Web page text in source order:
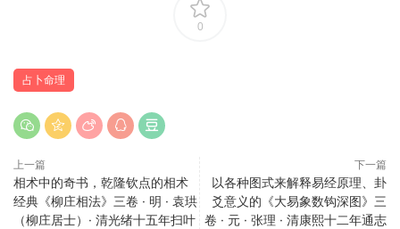
0
占卜命理
上一篇
相术中的奇书，乾隆钦点的相术
经典《柳庄相法》三卷 · 明 · 袁珙
（柳庄居士）· 清光绪十五年扫叶
下一篇
以各种图式来解释易经原理、卦
爻意义的《大易象数钩深图》三
卷 · 元 · 张理 · 清康熙十二年通志